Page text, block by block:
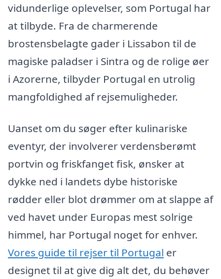
vidunderlige oplevelser, som Portugal har
at tilbyde. Fra de charmerende
brostensbelagte gader i Lissabon til de
magiske paladser i Sintra og de rolige øer
i Azorerne, tilbyder Portugal en utrolig
mangfoldighed af rejsemuligheder.
Uanset om du søger efter kulinariske
eventyr, der involverer verdensberømt
portvin og friskfanget fisk, ønsker at
dykke ned i landets dybe historiske
rødder eller blot drømmer om at slappe af
ved havet under Europas mest solrige
himmel, har Portugal noget for enhver.
Vores guide til rejser til Portugal er
designet til at give dig alt det, du behøver